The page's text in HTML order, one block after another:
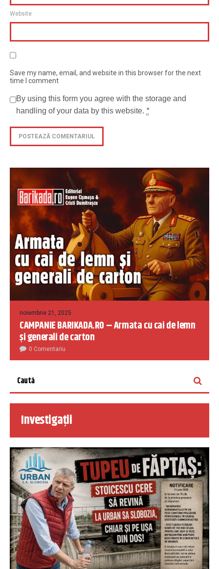
Website
Save my name, email, and website in this browser for the next
time I comment
By using this form you agree with the storage and
handling of your data by this website. *
noiembrie 21, 2025
CAMPANIE BARIKADA.RO – Armata cu cai de lemn
și generali de carton
0 Comentariu
Investigații